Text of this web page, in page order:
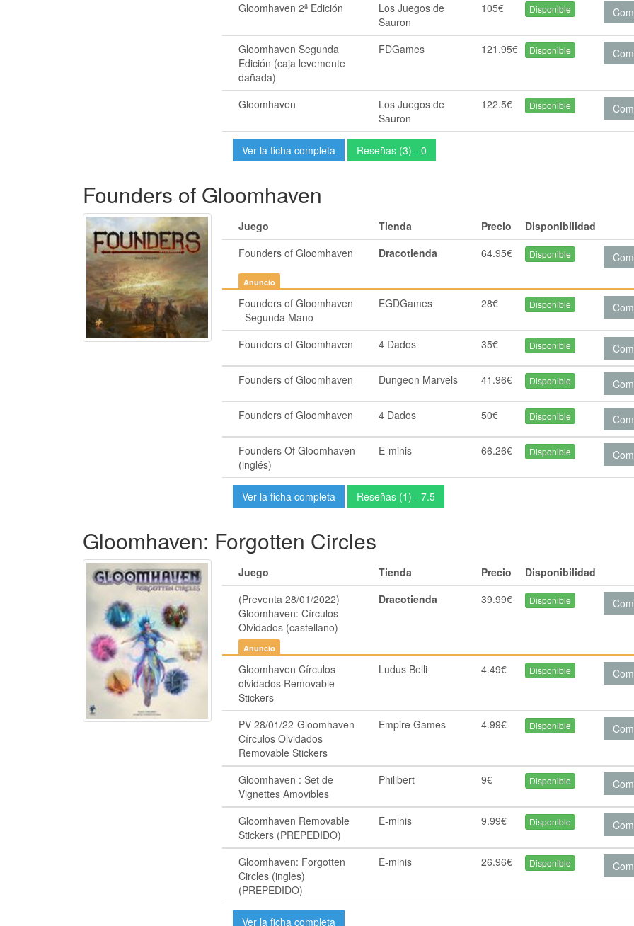
Gloomhaven 2ª Edición
Los Juegos de
Sauron
105€ Disponible
Gloomhaven Segunda
Edición (caja levemente
dañada)
FDGames 121.95€ Disponible
Gloomhaven
Los Juegos de
Sauron
122.5€ Disponible
Ver la ficha completa Reseñas (3) - 0
Founders of Gloomhaven
Juego Tienda Precio
Disponibilidad
Founders of Gloomhaven
Dracotienda 64.95€ Disponible
Anuncio
Founders of Gloomhaven
- Segunda Mano
EGDGames 28€ Disponible
Founders of Gloomhaven 4 Dados 35€ Disponible
Founders of Gloomhaven Dungeon Marvels 41.96€ Disponible
Founders of Gloomhaven 4 Dados 50€ Disponible
Founders Of Gloomhaven
(inglés)
E-minis 66.26€ Disponible
Ver la ficha completa Reseñas (1) - 7.5
Gloomhaven: Forgotten Circles
Juego Tienda Precio
Disponibilidad
(Preventa 28/01/2022)
Gloomhaven: Círculos
Olvidados (castellano)
Dracotienda 39.99€ Disponible
Anuncio
Gloomhaven Círculos
olvidados Removable
Stickers
Ludus Belli 4.49€ Disponible
PV 28/01/22-Gloomhaven
Círculos Olvidados
Removable Stickers
Empire Games 4.99€ Disponible
Gloomhaven : Set de
Vignettes Amovibles
Philibert 9€ Disponible
Gloomhaven Removable
Stickers (PREPEDIDO)
E-minis 9.99€ Disponible
Gloomhaven: Forgotten
Circles (ingles)
(PREPEDIDO)
E-minis 26.96€ Disponible
Ver la ficha completa